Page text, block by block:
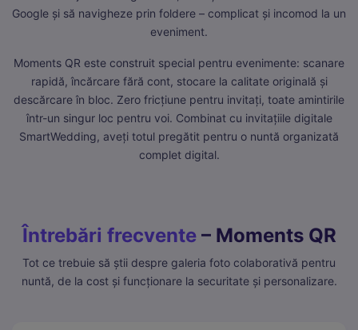
Google și să navigheze prin foldere – complicat și incomod la un
eveniment.
Moments QR este construit special pentru evenimente: scanare
rapidă, încărcare fără cont, stocare la calitate originală și
descărcare în bloc. Zero fricțiune pentru invitați, toate amintirile
într-un singur loc pentru voi. Combinat cu invitațiile digitale
SmartWedding, aveți totul pregătit pentru o nuntă organizată
complet digital.
Întrebări frecvente– Moments QR
Tot ce trebuie să știi despre galeria foto colaborativă pentru
nuntă, de la cost și funcționare la securitate și personalizare.